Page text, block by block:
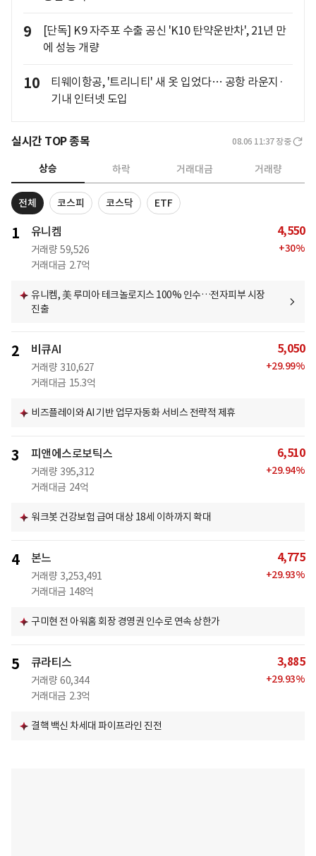
9
[단독] K9 자주포 수출 공신 'K10 탄약운반차', 21년 만
에 성능 개량
10
티웨이항공, '트리니티' 새 옷 입었다… 공항 라운지·
기내 인터넷 도입
실시간 TOP 종목 08.06 11:37 장중
상승 하락 거래대금 거래량
전체 코스피 코스닥 ETF
1 유니켐
거래량 59,526
거래대금 2.7억
4,550
+30%
유니켐, 美 루미아 테크놀로지스 100% 인수…전자피부 시장
진출
2 비큐AI
거래량 310,627
거래대금 15.3억
5,050
+29.99%
비즈플레이와 AI 기반 업무자동화 서비스 전략적 제휴
3 피앤에스로보틱스
거래량 395,312
거래대금 24억
6,510
+29.94%
워크봇 건강보험 급여 대상 18세 이하까지 확대
4 본느
거래량 3,253,491
거래대금 148억
4,775
+29.93%
구미현 전 아워홈 회장 경영권 인수로 연속 상한가
5 큐라티스
거래량 60,344
거래대금 2.3억
3,885
+29.93%
결핵 백신 차세대 파이프라인 진전